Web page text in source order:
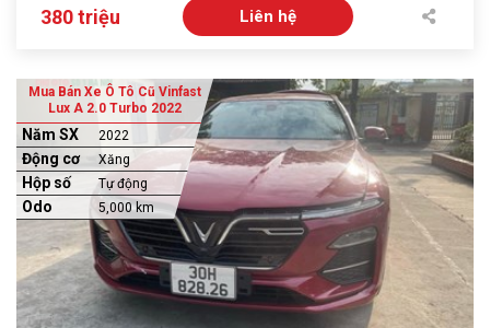
380 triệu Liên hệ
Mua Bán Xe Ô Tô Cũ Vinfast
Lux A 2.0 Turbo 2022
Năm SX 2022
Động cơ Xăng
Hộp số Tự động
Odo 5,000 km